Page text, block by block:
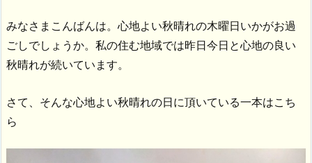
みなさまこんばんは。心地よい秋晴れの木曜日いかがお過
ごしでしょうか。私の住む地域では昨日今日と心地の良い
秋晴れが続いています。
さて、そんな心地よい秋晴れの日に頂いている一本はこち
ら